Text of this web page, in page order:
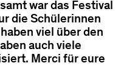
war das Festival
die Schülerinnen
viel über den
auch viele
Merci für eure